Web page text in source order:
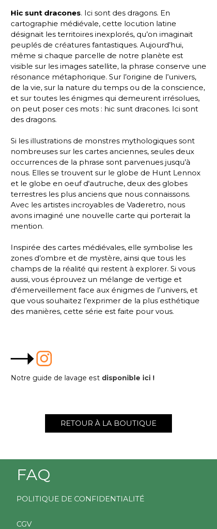
Hic sunt dracones. Ici sont des dragons. En
cartographie médiévale, cette locution latine
désignait les territoires inexplorés, qu’on imaginait
peuplés de créatures fantastiques. Aujourd’hui,
même si chaque parcelle de notre planète est
visible sur les images satellite, la phrase conserve une
résonance métaphorique. Sur l’origine de l’univers,
de la vie, sur la nature du temps ou de la conscience,
et sur toutes les énigmes qui demeurent irrésolues,
on peut poser ces mots : hic sunt dracones. Ici sont
des dragons.
Si les illustrations de monstres mythologiques sont
nombreuses sur les cartes anciennes, seules deux
occurrences de la phrase sont parvenues jusqu’à
nous. Elles se trouvent sur le globe de Hunt Lennox
et le globe en oeuf d'autruche, deux des globes
terrestres les plus anciens que nous connaissons.
Avec les artistes incroyables de Vaderetro, nous
avons imaginé une nouvelle carte qui porterait la
mention.
Inspirée des cartes médiévales, elle symbolise les
zones d’ombre et de mystère, ainsi que tous les
champs de la réalité qui restent à explorer. Si vous
aussi, vous éprouvez un mélange de vertige et
d'émerveillement face aux énigmes de l’univers, et
que vous souhaitez l’exprimer de la plus esthétique
des manières, cette série est faite pour vous.
Notre guide de lavage est disponible ici !
RETOUR À LA BOUTIQUE
FAQ
POLITIQUE DE CONFIDENTIALITÉ
CGV